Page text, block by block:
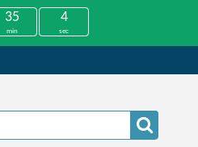
35
min
4
sec